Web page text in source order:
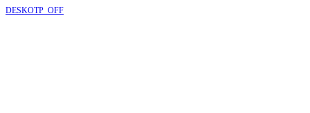
DESKOTP_OFF